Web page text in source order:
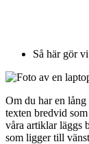
Så här gör
Om du har en
texten bredvid
våra artiklar läggs
som ligger till